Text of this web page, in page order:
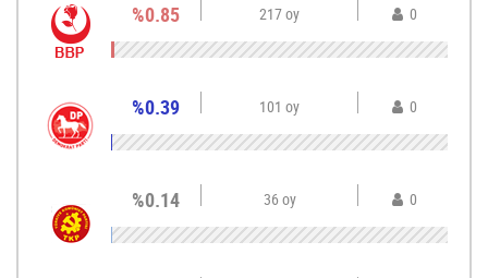
%0.85 217 oy 0
%0.39 101 oy 0
%0.14 36 oy 0